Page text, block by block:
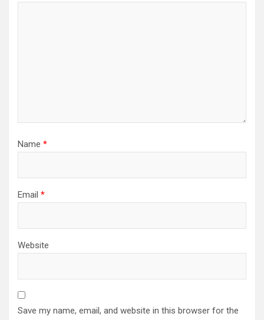
Name *
Email *
Website
Save my name, email, and website in this browser for the